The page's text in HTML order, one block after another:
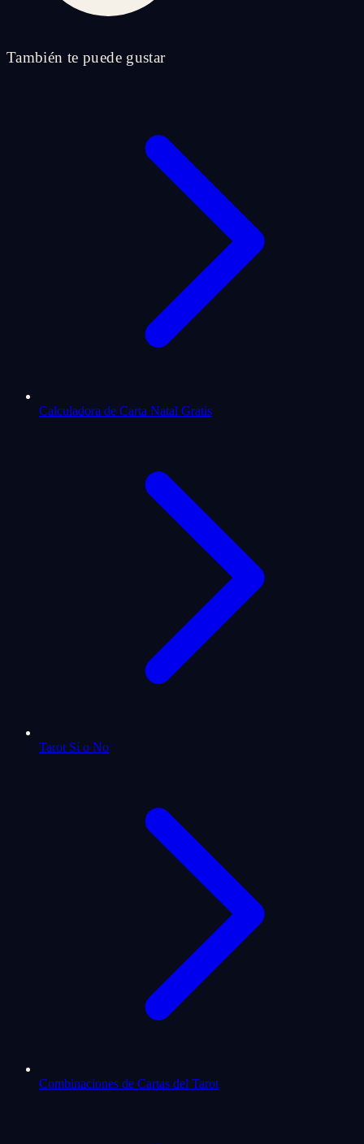
También te puede gustar
Calculadora de Carta Natal Gratis
Tarot Sí o No
Combinaciones de Cartas del Tarot